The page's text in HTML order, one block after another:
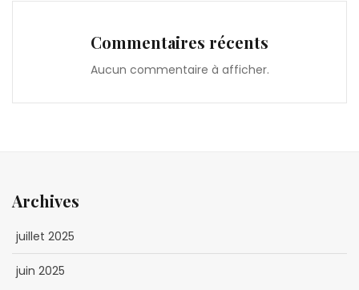
Commentaires récents
Aucun commentaire à afficher.
Archives
juillet 2025
juin 2025